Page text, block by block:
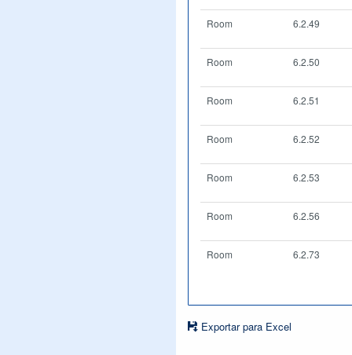
Room 6.2.49
Room 6.2.50
Room 6.2.51
Room 6.2.52
Room 6.2.53
Room 6.2.56
Room 6.2.73
Exportar para Excel